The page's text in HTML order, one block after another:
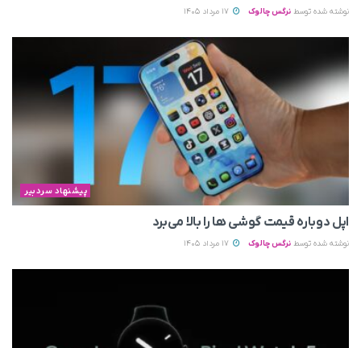
نوشته شده توسط نرگس چالوک
پیشنهاد سردبیر
اپل دوباره قیمت‌ گوشی ها را بالا می‌برد
نوشته شده توسط نرگس چالوک